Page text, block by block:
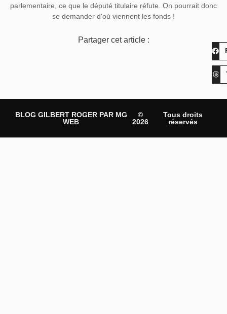
parlementaire, ce que le député titulaire réfute. On pourrait donc
se demander d'où viennent les fonds !
Partager cet article :
BLOG GILBERT ROGER PAR MG
WEB
©
2026
Tous droits
réservés